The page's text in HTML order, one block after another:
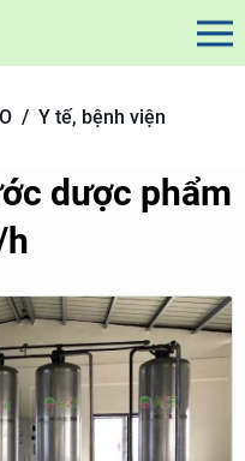
/ Y tế, bệnh viện
dược phẩm